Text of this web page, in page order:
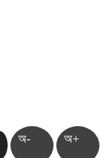
অ- অ+